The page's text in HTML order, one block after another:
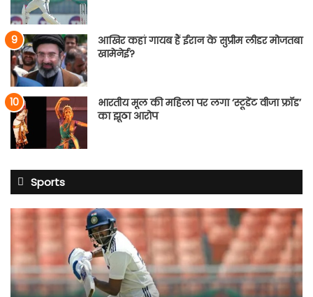
आखिर कहां गायब हैं ईरान के सुप्रीम लीडर मोजतबा
खामेनेई?
भारतीय मूल की महिला पर लगा ‘स्टूडेंट वीजा फ्रॉड’
का झूठा आरोप
Sports
साई
श्रीलंका
सीरीज
से